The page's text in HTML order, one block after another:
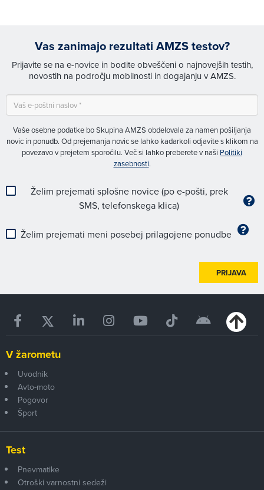
Vas zanimajo rezultati AMZS testov?
Prijavite se na e-novice in bodite obveščeni o najnovejših testih,
novostih na področju mobilnosti in dogajanju v AMZS.
Vaše osebne podatke bo Skupina AMZS obdelovala za namen pošiljanja
novic in ponudb. Od prejemanja novic se lahko kadarkoli odjavite s klikom na
povezavo v prejetem sporočilu. Več si lahko preberete v naši Politiki
zasebnosti.
Želim prejemati splošne novice (po e-pošti, prek
SMS, telefonskega klica)
Želim prejemati meni posebej prilagojene ponudbe
PRIJAVA
V žarometu
Uvodnik
Avto-moto
Pogovor
Šport
Test
Pnevmatike
Otroški varnostni sedeži